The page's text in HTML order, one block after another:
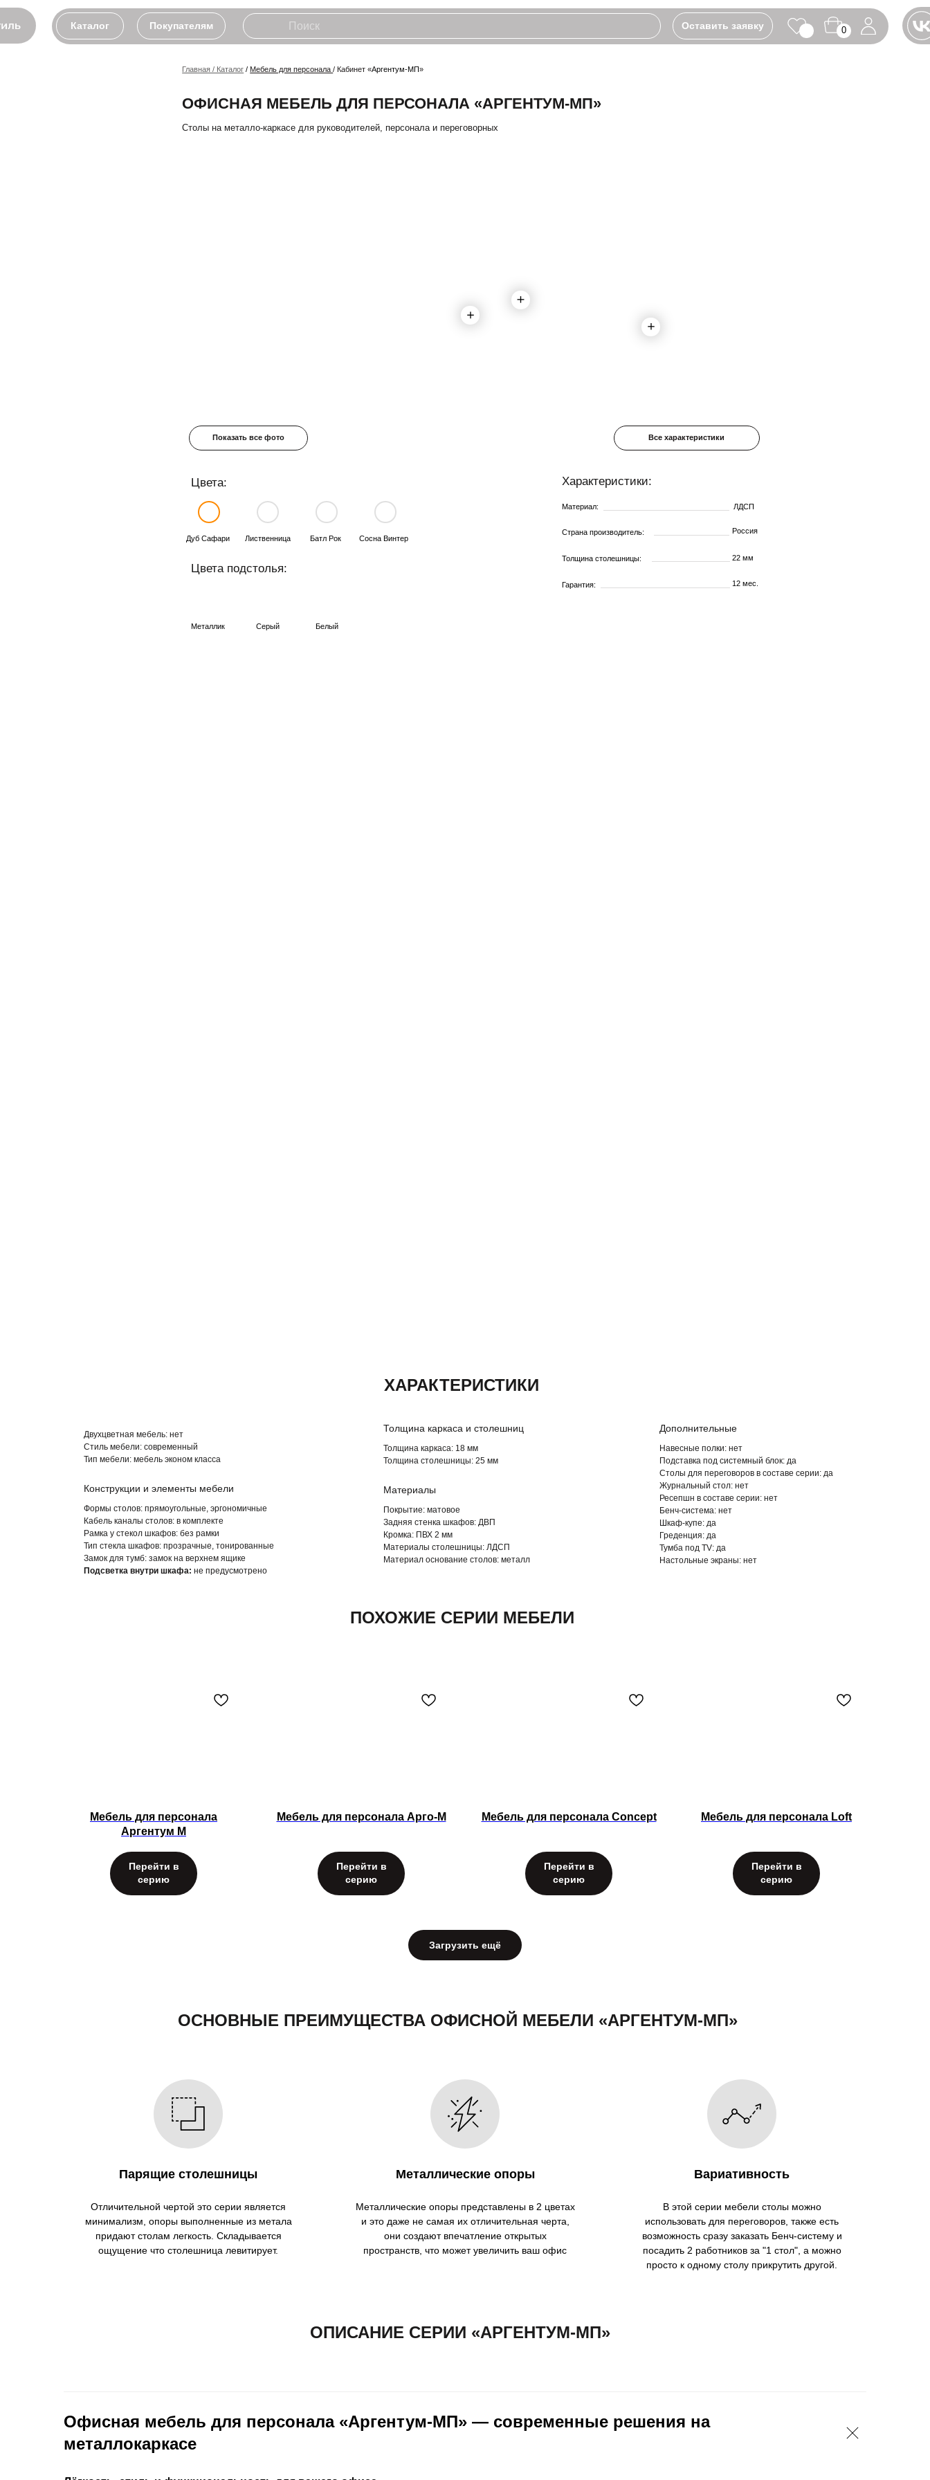
Каталог Покупателям Оставить заявку 0
Столы на металло-каркасе для руководителей, персонала и переговорных
Цвета:
ЛДСП
Лиственница
Дуб Сафари
Цвета подстолья:
ХАРАКТЕРИСТИКИ
Навесные полки: нет
Подставка под системный блок: да
Столы для переговоров в составе серии: да
Журнальный стол: нет
Ресепшн в составе серии: нет
Бенч-система: нет
Шкаф-купе: да
Греденция: да
Тумба под TV: да
Настольные экраны: нет
Формы столов: прямоугольные, эргономичные
Кабель каналы столов: в комплекте
Рамка у стекол шкафов: без рамки
Тип стекла шкафов: прозрачные, тонированные
Замок для тумб: замок на верхнем ящике
Подсветка внутри шкафа: не предусмотрено
Конструкции и элементы мебели
Дополнительные
Покрытие: матовое
Задняя стенка шкафов: ДВП
Кромка: ПВХ 2 мм
Материалы столешницы: ЛДСП
Материал основание столов: металл
Толщина каркаса: 18 мм
Толщина столешницы: 25 мм
Материалы
Толщина каркаса и столешниц
Двухцветная мебель: нет
Стиль мебели: современный
Тип мебели: мебель эконом класса
ПОХОЖИЕ СЕРИИ МЕБЕЛИ
Мебель для персонала
Аргентум М
Перейти в
серию
Мебель для персонала Арго-М
Перейти в
серию
Мебель для персонала Concept
Перейти в
серию
Мебель для персонала Loft
Перейти в
серию
Загрузить ещё
ОСНОВНЫЕ ПРЕИМУЩЕСТВА ОФИСНОЙ МЕБЕЛИ «АРГЕНТУМ-МП»
Парящие столешницы
Отличительной чертой это серии является
минимализм, опоры выполненные из метала
придают столам легкость. Складывается
ощущение что столешница левитирует.
Металлические опоры
Металлические опоры представлены в 2 цветах
и это даже не самая их отличительная черта,
они создают впечатление открытых
пространств, что может увеличить ваш офис
Вариативность
В этой серии мебели столы можно
использовать для переговоров, также есть
возможность сразу заказать Бенч-систему и
посадить 2 работников за "1 стол", а можно
просто к одному столу прикрутить другой.
ОПИСАНИЕ СЕРИИ «АРГЕНТУМ-МП»
Офисная мебель для персонала «Аргентум-МП» — современные решения на
металлокаркасе